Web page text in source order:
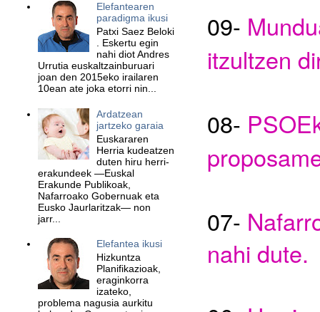
09-
itzultzen
08-
07-
nahi dute.
Elefantearen
paradigma ikusi
Patxi Saez Beloki
. Eskertu egin
nahi diot Andres
Urrutia euskaltzainburuari
joan den 2015eko irailaren
10ean ate joka etorri nin...
Ardatzean
jartzeko garaia
Euskararen
Herria kudeatzen
duten hiru herri-
erakundeek —Euskal
Erakunde Publikoak,
Nafarroako Gobernuak eta
Eusko Jaurlaritzak— non
jarr...
Elefantea ikusi
Hizkuntza
Planifikazioak,
eraginkorra
izateko,
problema nagusia aurkitu